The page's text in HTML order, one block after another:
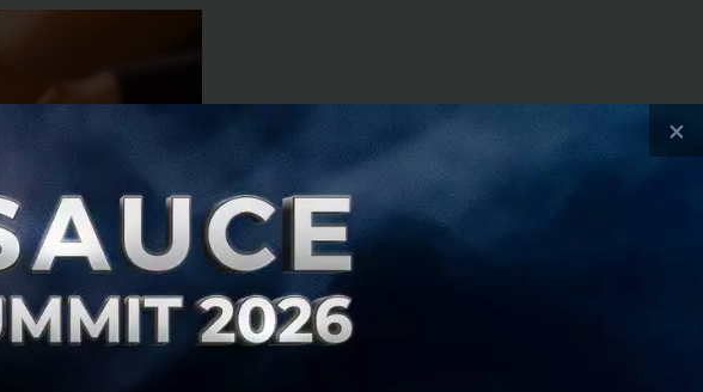
×